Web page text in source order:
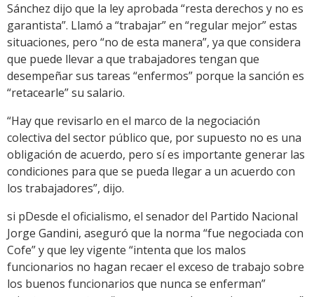
Sánchez dijo que la ley aprobada “resta derechos y no es
garantista”. Llamó a “trabajar” en “regular mejor” estas
situaciones, pero “no de esta manera”, ya que considera
que puede llevar a que trabajadores tengan que
desempeñar sus tareas “enfermos” porque la sanción es
“retacearle” su salario.
“Hay que revisarlo en el marco de la negociación
colectiva del sector público que, por supuesto no es una
obligación de acuerdo, pero sí es importante generar las
condiciones para que se pueda llegar a un acuerdo con
los trabajadores”, dijo.
si pDesde el oficialismo, el senador del Partido Nacional
Jorge Gandini, aseguró que la norma “fue negociada con
Cofe” y que ley vigente “intenta que los malos
funcionarios no hagan recaer el exceso de trabajo sobre
los buenos funcionarios que nunca se enferman”